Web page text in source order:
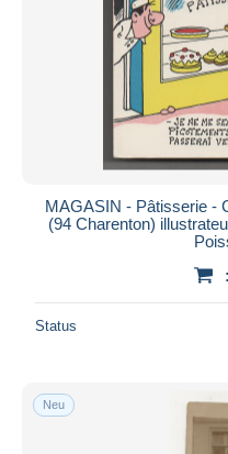
MAGASIN - Pâtisserie -
(94 Charenton)
Status
Neu